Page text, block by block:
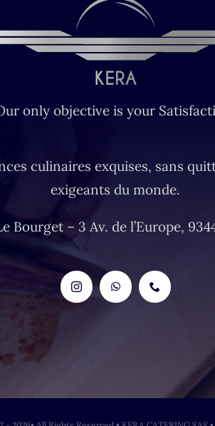
only objective is your
culinaires exquises, sans
exigeants du monde.
Bourget – 3 Av. de l’Europe,